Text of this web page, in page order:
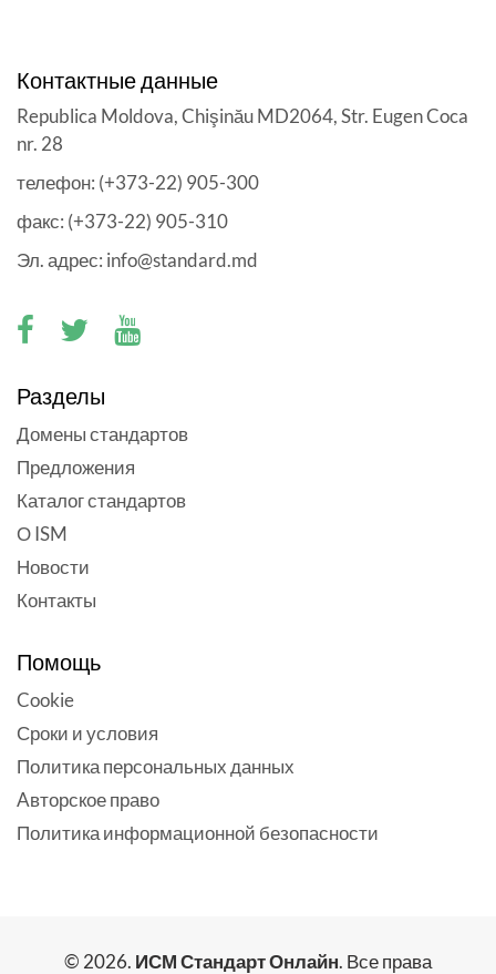
Контактные данные
Republica Moldova, Chişinău MD2064, Str. Eugen Coca
nr. 28
телефон: (+373-22) 905-300
факс: (+373-22) 905-310
Эл. адрес: info@standard.md
Разделы
Домены стандартов
Предложения
Каталог стандартов
О ISM
Новости
Контакты
Помощь
Cookie
Сроки и условия
Политика персональных данных
Aвторское право
Политика информационной безопасности
© 2026. ИСМ Стандарт Онлайн. Все права